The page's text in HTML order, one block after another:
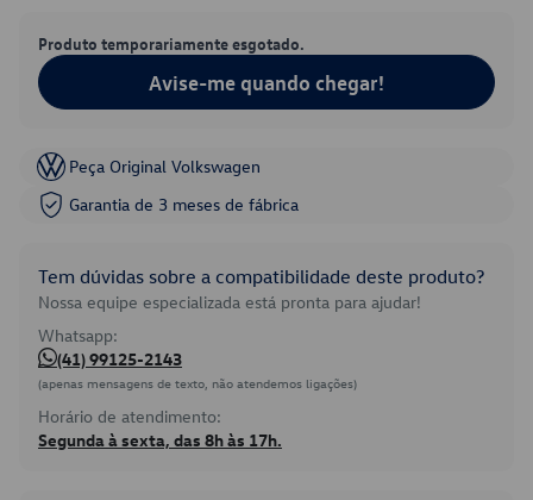
Produto temporariamente esgotado.
Avise-me quando chegar!
Peça Original Volkswagen
Garantia de 3 meses de fábrica
Tem dúvidas sobre a compatibilidade deste produto?
Nossa equipe especializada está pronta para ajudar!
Whatsapp:
(41) 99125-2143
(apenas mensagens de texto, não atendemos ligações)
Horário de atendimento:
Segunda à sexta, das 8h às 17h.